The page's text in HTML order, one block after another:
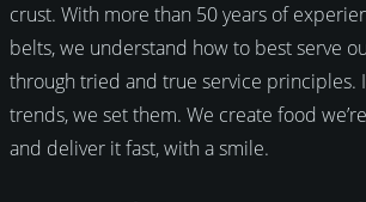
crust. With more than 50 years of
belts, we understand how to best serve
through tried and true service principles.
trends, we set them. We create food
and deliver it fast, with a smile.